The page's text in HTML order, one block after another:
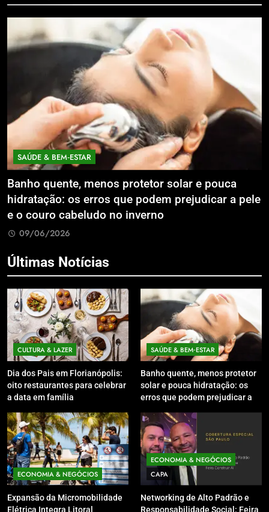
pouca
a pele
ECONOMIA & NEGÓCIOS
Expansão da Micromobilidade Elétrica
Litoral Catarinense com Sistema de
Compartilhados
Últimas Notícias
CULTURA & LAZER
Dia dos Pais em Florianópolis:
oito restaurantes para celebrar
a data em família
SAÚDE & BEM‑ESTAR
Banho quente, menos protetor
solar e pouca hidratação: os
erros que podem prejudicar a
inverno
ECONOMIA & NEGÓCIOS
Expansão da Micromobilidade
Elétrica Integra Litoral
ECONOMIA & NEGÓCIOS
CAPA
Networking de Alto Padrão e
Responsabilidade Social: Feira